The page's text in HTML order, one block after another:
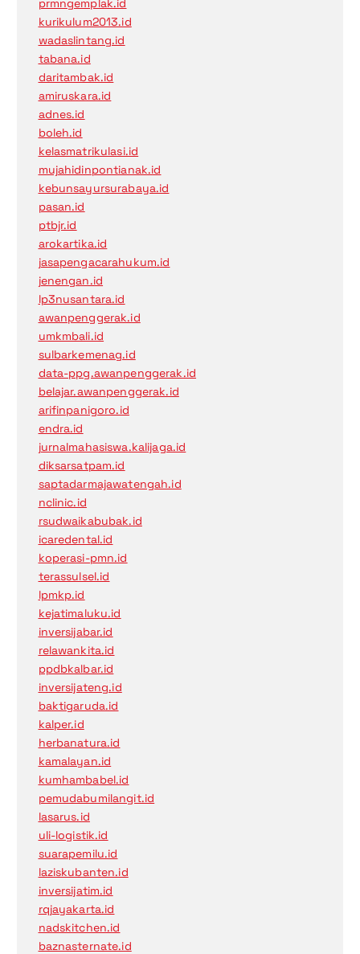
prmngemplak.id
kurikulum2013.id
wadaslintang.id
tabana.id
daritambak.id
amiruskara.id
adnes.id
boleh.id
kelasmatrikulasi.id
mujahidinpontianak.id
kebunsayursurabaya.id
pasan.id
ptbjr.id
arokartika.id
jasapengacarahukum.id
jenengan.id
lp3nusantara.id
awanpenggerak.id
umkmbali.id
sulbarkemenag.id
data-ppg.awanpenggerak.id
belajar.awanpenggerak.id
arifinpanigoro.id
endra.id
jurnalmahasiswa.kalijaga.id
diksarsatpam.id
saptadarmajawatengah.id
nclinic.id
rsudwaikabubak.id
icaredental.id
koperasi-pmn.id
terassulsel.id
lpmkp.id
kejatimaluku.id
inversijabar.id
relawankita.id
ppdbkalbar.id
inversijateng.id
baktigaruda.id
kalper.id
herbanatura.id
kamalayan.id
kumhambabel.id
pemudabumilangit.id
lasarus.id
uli-logistik.id
suarapemilu.id
laziskubanten.id
inversijatim.id
rqjayakarta.id
nadskitchen.id
baznasternate.id